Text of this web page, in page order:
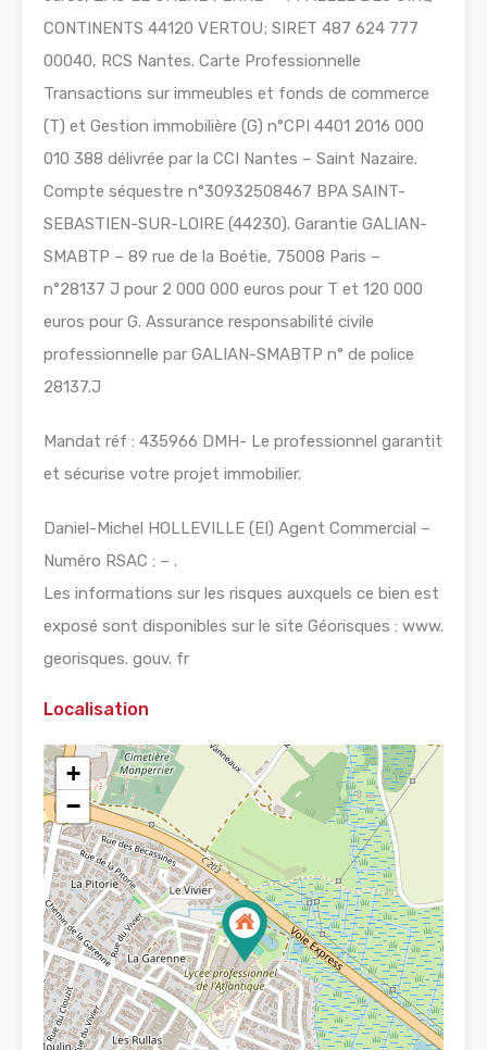
CONTINENTS 44120 VERTOU; SIRET 487 624 777
00040, RCS Nantes. Carte Professionnelle
Transactions sur immeubles et fonds de commerce
(T) et Gestion immobilière (G) n°CPI 4401 2016 000
010 388 délivrée par la CCI Nantes – Saint Nazaire.
Compte séquestre n°30932508467 BPA SAINT-
SEBASTIEN-SUR-LOIRE (44230). Garantie GALIAN-
SMABTP – 89 rue de la Boétie, 75008 Paris –
n°28137 J pour 2 000 000 euros pour T et 120 000
euros pour G. Assurance responsabilité civile
professionnelle par GALIAN-SMABTP n° de police
28137.J
Mandat réf : 435966 DMH- Le professionnel garantit
et sécurise votre projet immobilier.
Daniel-Michel HOLLEVILLE (EI) Agent Commercial –
Numéro RSAC : – .
Les informations sur les risques auxquels ce bien est
exposé sont disponibles sur le site Géorisques : www.
georisques. gouv. fr
Localisation
+
−